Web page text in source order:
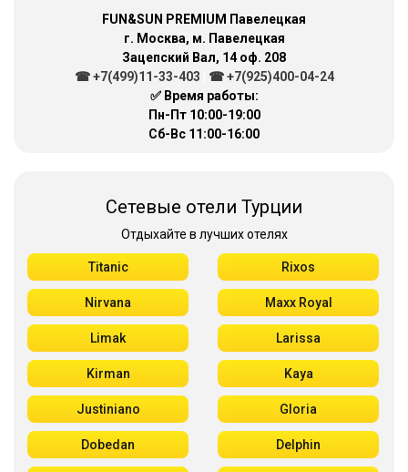
FUN&SUN PREMIUM Павелецкая
г. Москва, м. Павелецкая
Зацепский Вал, 14 оф. 208
☎ +7(499)11-33-403
☎ +7(925)400-04-24
✅ Время работы:
Пн-Пт 10:00-19:00
Сб-Вс 11:00-16:00
Сетевые отели Турции
Отдыхайте в лучших отелях
Titanic Rixos
Nirvana Maxx Royal
Limak Larissa
Kirman Kaya
Justiniano Gloria
Dobedan Delphin